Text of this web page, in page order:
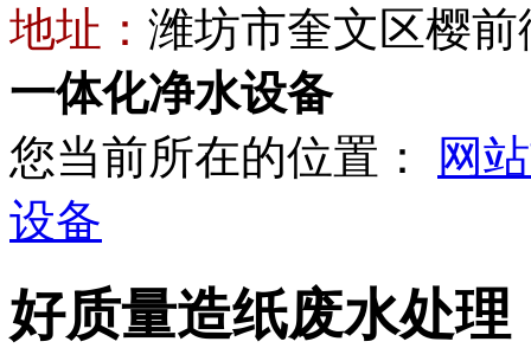
地址： 潍坊市奎文区樱前
一体化净水设备
您当前所在的位置：
网
设备
好质量造纸废水处理